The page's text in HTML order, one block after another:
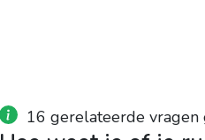
16 gerelateerde vragen